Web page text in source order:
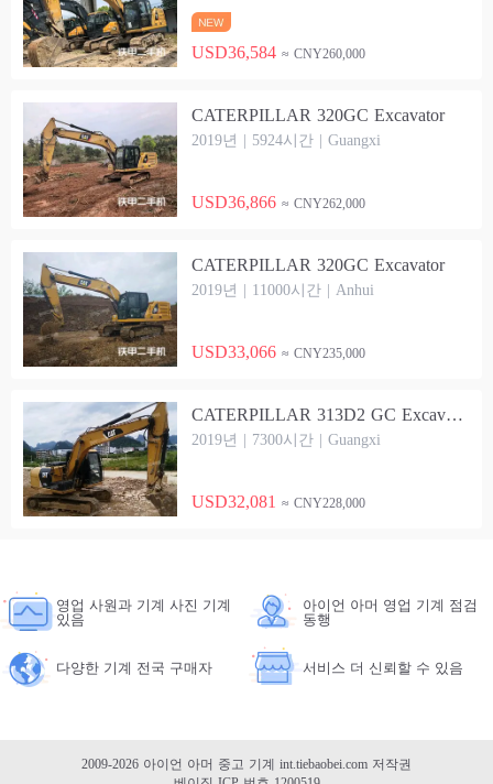
USD36,584 ≈ CNY260,000
CATERPILLAR 320GC Excavator
2019년 | 5924시간 | Guangxi
USD36,866 ≈ CNY262,000
CATERPILLAR 320GC Excavator
2019년 | 11000시간 | Anhui
USD33,066 ≈ CNY235,000
CATERPILLAR 313D2 GC Excavator
2019년 | 7300시간 | Guangxi
USD32,081 ≈ CNY228,000
영업 사원과 기계 사진 기계
있음
아이언 아머 영업 기계 점검
동행
다양한 기계 전국 구매자 서비스 더 신뢰할 수 있음
2009-2026 아이언 아머 중고 기계 int.tiebaobei.com 저작권